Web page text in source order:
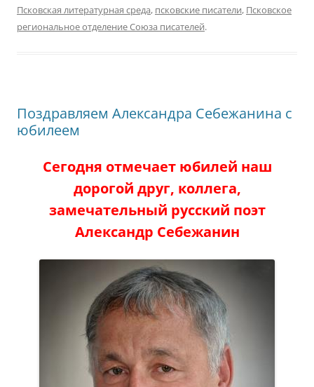
Псковская литературная среда, псковские писатели, Псковское
региональное отделение Союза писателей.
Поздравляем Александра Себежанина с
юбилеем
Сегодня отмечает юбилей наш
дорогой друг, коллега,
замечательный русский поэт
Александр Себежанин